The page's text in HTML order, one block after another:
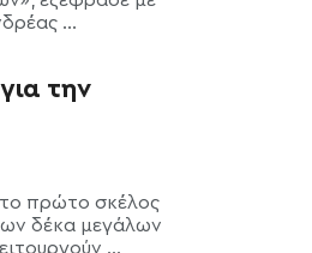
...
την
πρώτο σκέλος
δέκα μεγάλων
...